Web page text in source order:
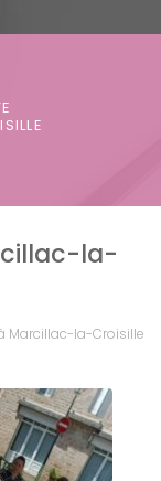
la-
Marcillac-la-Croisille